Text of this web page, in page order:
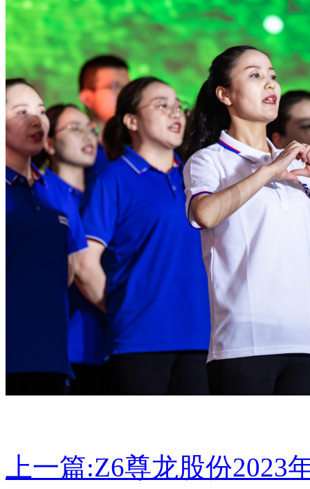
上一篇:Z6尊龙股份2023